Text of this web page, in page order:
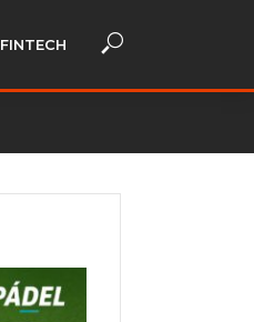
FINTECH